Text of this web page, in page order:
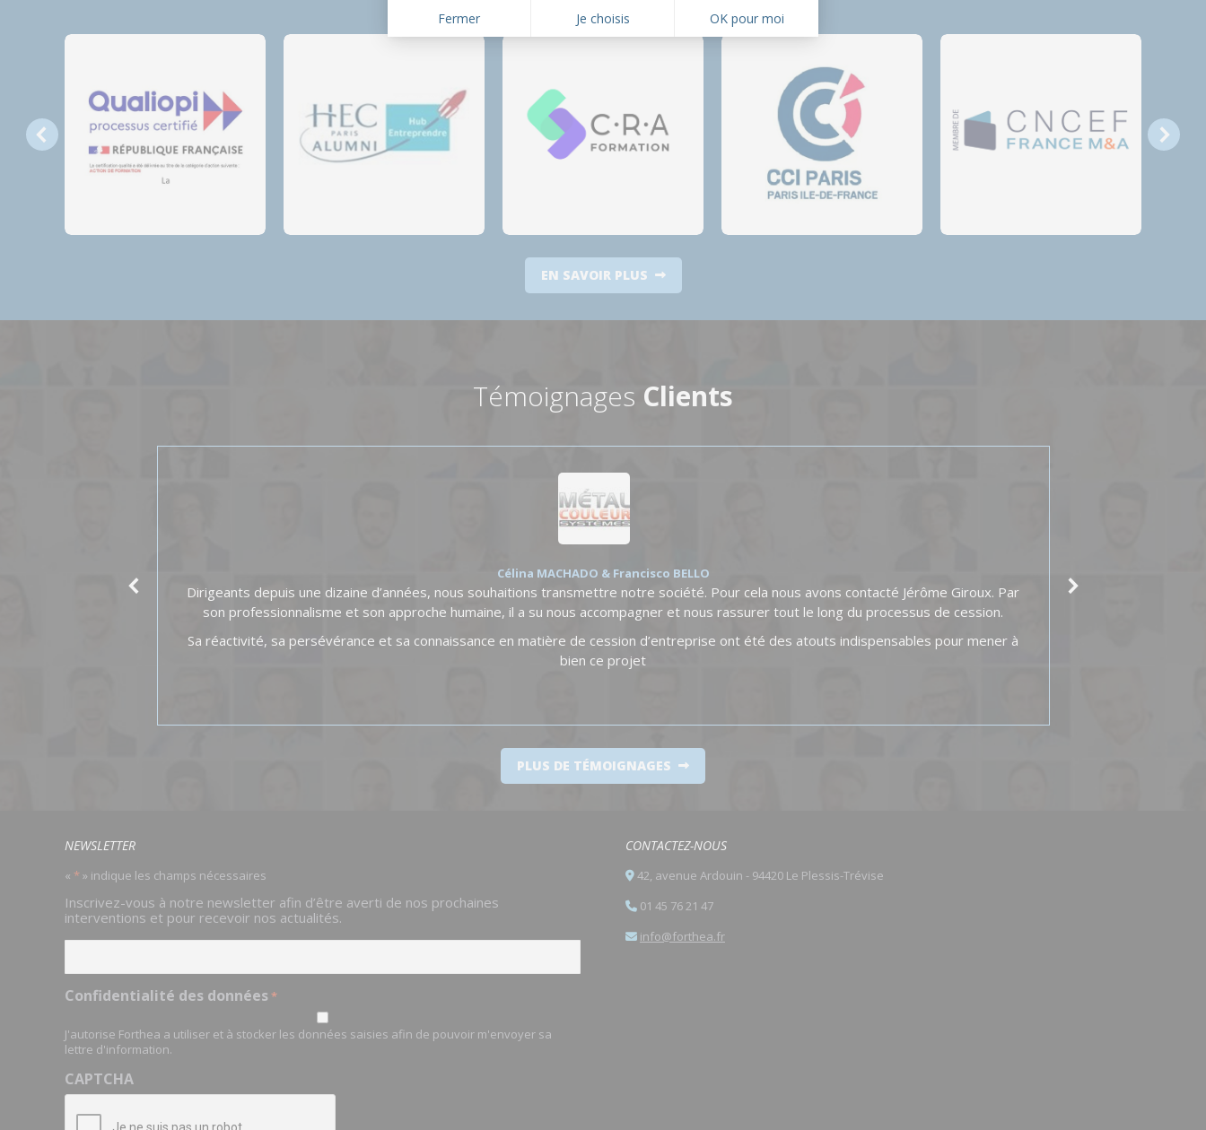
EN SAVOIR PLUS
Témoignages Clients
Célina MACHADO & Francisco BELLO
Dirigeants depuis une dizaine d’années, nous souhaitions transmettre notre société. Pour cela nous avons contacté Jérôme Giroux. Par
son professionnalisme et son approche humaine, il a su nous accompagner et nous rassurer tout le long du processus de cession.
Sa réactivité, sa persévérance et sa connaissance en matière de cession d’entreprise ont été des atouts indispensables pour mener à
bien ce projet
PLUS DE TÉMOIGNAGES
NEWSLETTER
« *» indique les champs nécessaires
*
Inscrivez-vous à notre newsletter afin d’être averti de nos prochaines
interventions et pour recevoir nos actualités.
Confidentialité des données *
J'autorise Forthea a utiliser et à stocker les données saisies afin de pouvoir m'envoyer sa
lettre d'information.
CAPTCHA
CONTACTEZ-NOUS
42, avenue Ardouin - 94420 Le Plessis-Trévise
01 45 76 21 47
info@forthea.fr